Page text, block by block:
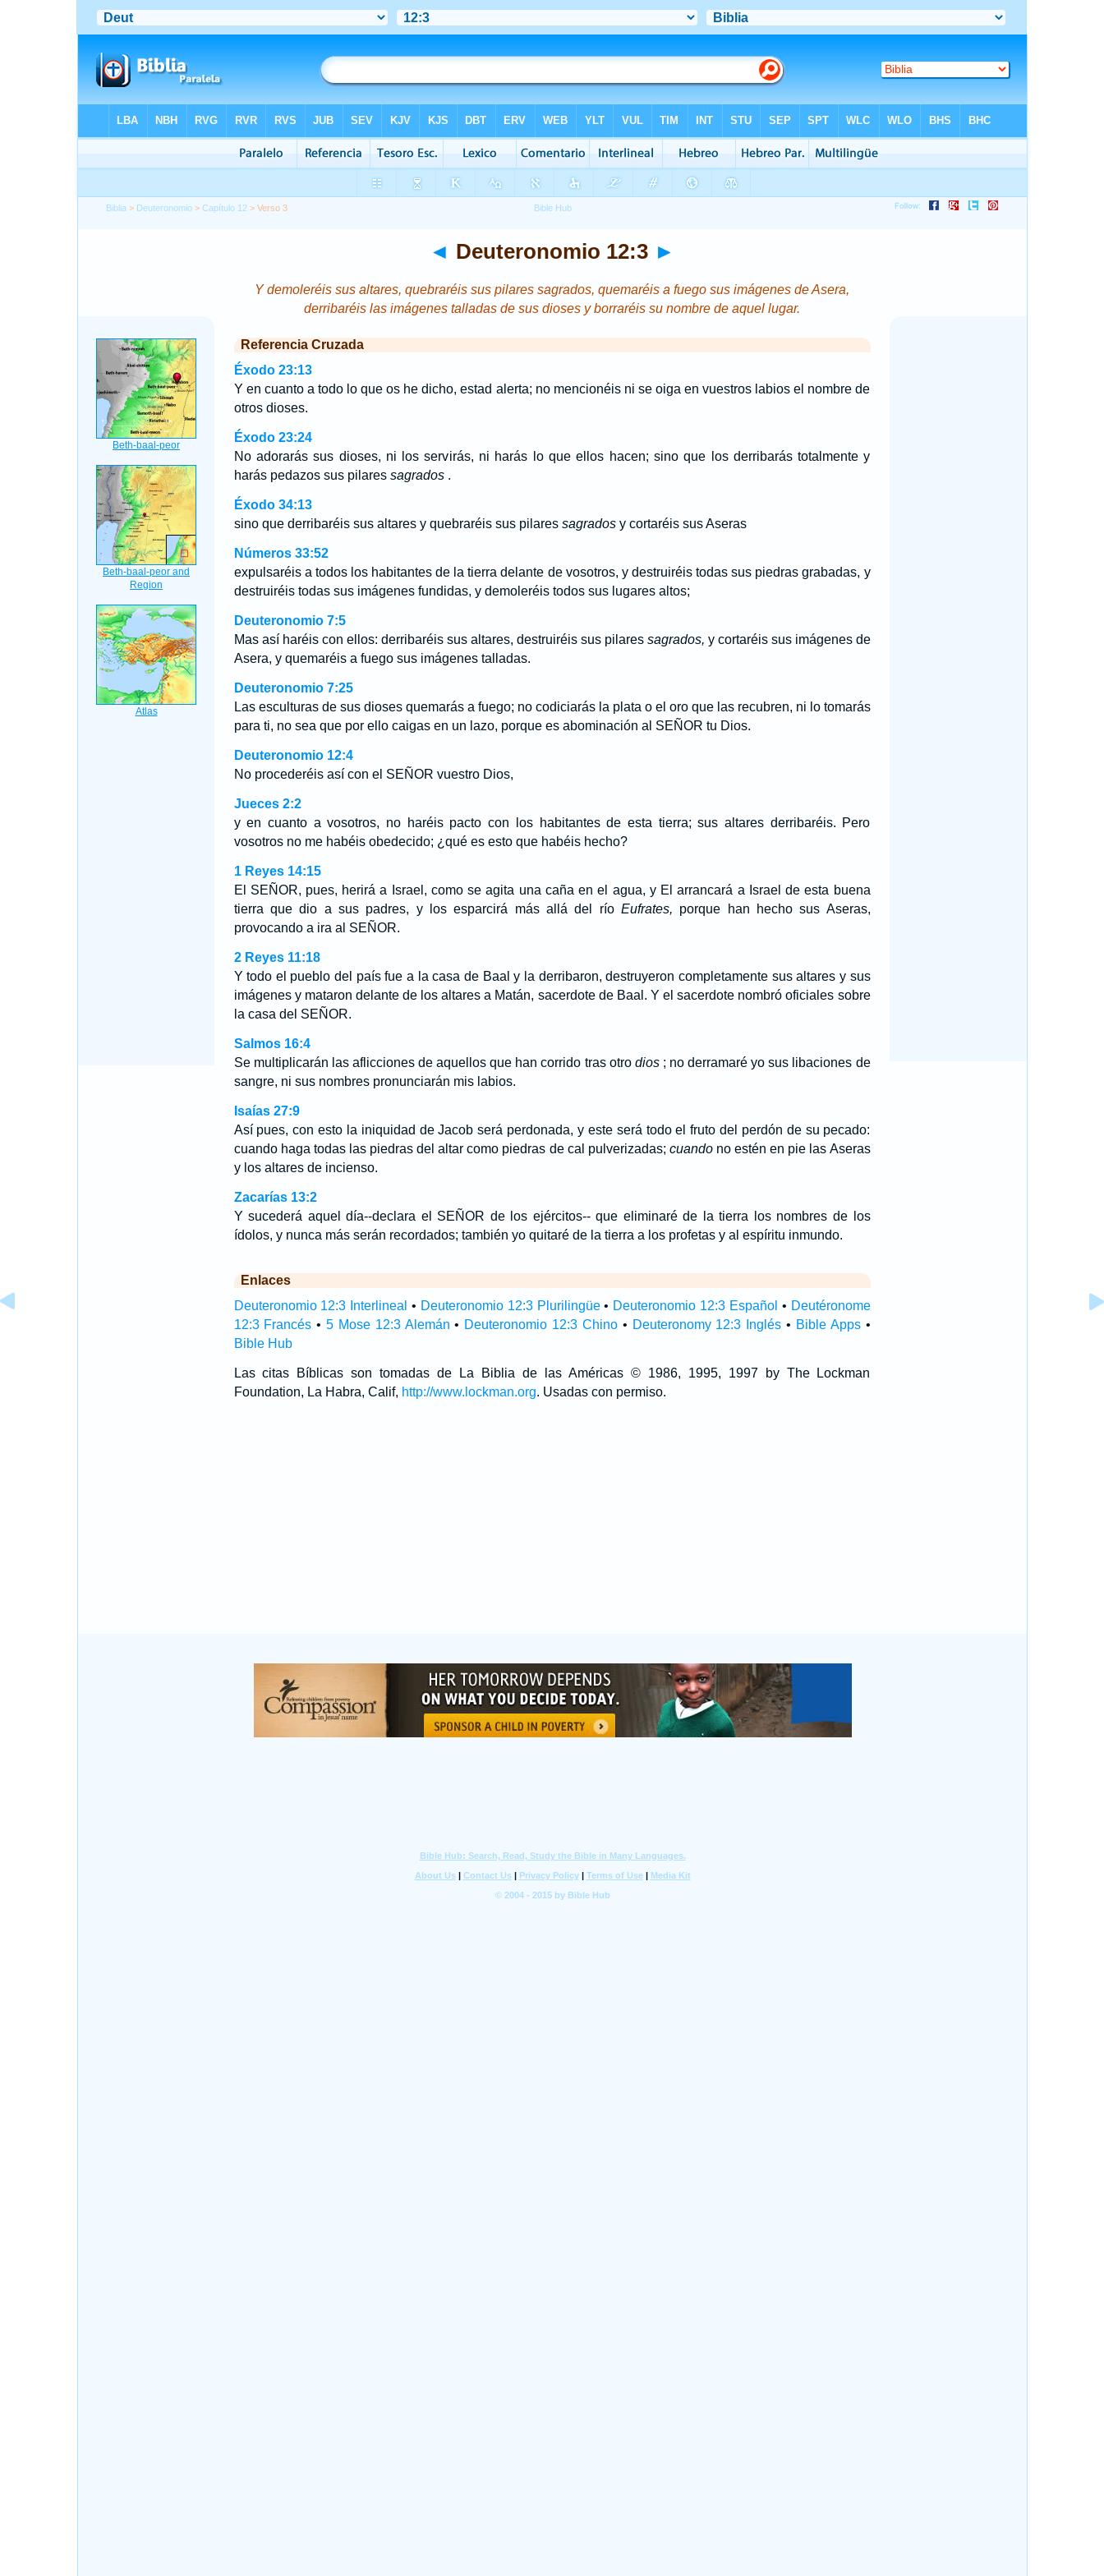
Biblia > Deuteronomio >Capítulo 12 > Verso 3
◄ Deuteronomio 12:3 ►
Y demoleréis sus altares, quebraréis sus pilares sagrados, quemaréis a fuego sus imágenes deAsera,
derribaréis las imágenes talladas de sus dioses y borraréis su nombre de aquel lugar.
Referencia Cruzada
Éxodo 23:13
Y en cuanto a todo lo que os he dicho, estad alerta; no mencionéis ni se oiga en vuestros labios el nombre de
otros dioses.
Éxodo 23:24
No adorarás sus dioses, ni los servirás, ni harás lo que ellos hacen; sino que los derribarás totalmente y
harás pedazos sus pilares sagrados.
Éxodo 34:13
sino que derribaréis sus altares y quebraréis sus pilares sagradosy cortaréis sus Aseras
Números 33:52
expulsaréis a todos los habitantes de la tierra delante de vosotros, y destruiréis todas sus piedras grabadas, y
destruiréis todas sus imágenes fundidas, y demoleréis todos sus lugares altos;
Deuteronomio 7:5
Mas así haréis con ellos: derribaréis sus altares, destruiréis sus pilares sagrados, y cortaréis sus imágenes de
Asera, y quemaréis a fuego sus imágenes talladas.
Deuteronomio 7:25
Las esculturas de sus dioses quemarás a fuego; no codiciarás la plata o el oro que las recubren, ni lo tomarás
para ti, no sea que por ello caigas en un lazo, porque es abominación al SEÑOR tu Dios.
Deuteronomio 12:4
No procederéis así con el SEÑOR vuestro Dios,
Jueces 2:2
y en cuanto a vosotros, no haréis pacto con los habitantes de esta tierra; sus altares derribaréis. Pero
vosotros no me habéis obedecido; ¿qué es esto que habéis hecho?
1 Reyes 14:15
El SEÑOR, pues, herirá a Israel, como se agita una caña en el agua, y El arrancará a Israel de esta buena
tierra que dio a sus padres, y los esparcirá más allá del río Eufrates, porque han hecho sus Aseras,
provocando a ira al SEÑOR.
2 Reyes 11:18
Y todo el pueblo del país fue a la casa de Baal y la derribaron, destruyeron completamente sus altares y sus
imágenes y mataron delante de los altares a Matán, sacerdote de Baal. Y el sacerdote nombró oficiales sobre
la casa del SEÑOR.
Salmos 16:4
Se multiplicarán las aflicciones de aquellos que han corrido tras otro dios; no derramaré yo sus libaciones de
sangre, ni sus nombres pronunciarán mis labios.
Isaías 27:9
Así pues, con esto la iniquidad de Jacob será perdonada, y este será todo el fruto del perdón de su pecado:
cuando haga todas las piedras del altar como piedras de cal pulverizadas; cuandono estén en pie las Aseras
y los altares de incienso.
Zacarías 13:2
Y sucederá aquel día--declara el SEÑOR de los ejércitos-- que eliminaré de la tierra los nombres de los
ídolos, y nunca más serán recordados; también yo quitaré de la tierra a los profetas y al espíritu inmundo.
Enlaces
Deuteronomio 12:3 Interlineal • Deuteronomio 12:3 Plurilingüe• Deuteronomio 12:3 Español • Deutéronome
12:3 Francés •5 Mose 12:3 Alemán • Deuteronomio 12:3 Chino• Deuteronomy 12:3 Inglés • Bible Apps•
Bible Hub
Las citas Bíblicas son tomadas de La Biblia de las Américas © 1986, 1995, 1997 by The Lockman
Foundation, La Habra, Calif, http://www.lockman.org. Usadas con permiso.